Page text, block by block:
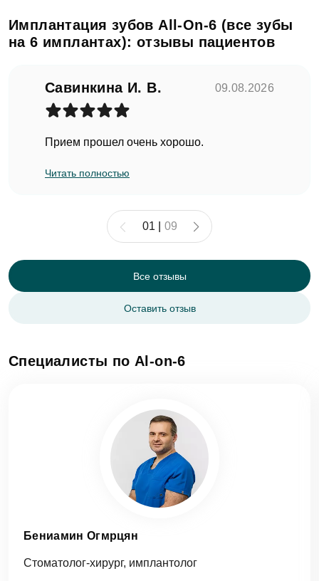
Имплантация зубов All-On-6 (все зубы
на 6 имплантах): отзывы пациентов
01 09
Савинкина И. В. 09.08.2026
Прием прошел очень хорошо.
Читать полностью
Все отзывы
Оставить отзыв
Специалисты по Al-on-6
Бениамин Огмрцян
Стоматолог-хирург, имплантолог